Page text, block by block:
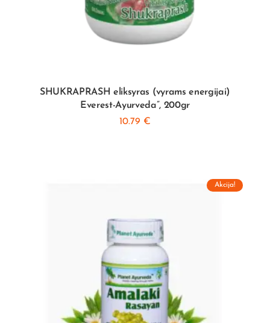
SHUKRAPRASH eliksyras (vyrams energijai)
Everest-Ayurveda”, 200gr
10.79 €
Akcija!